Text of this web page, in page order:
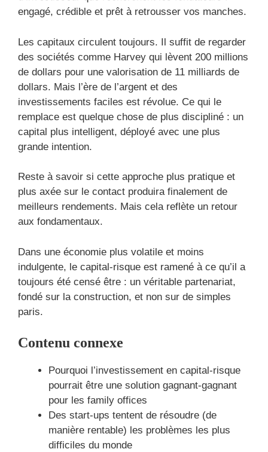
engagé, crédible et prêt à retrousser vos manches.
Les capitaux circulent toujours. Il suffit de regarder
des sociétés comme Harvey qui lèvent 200 millions
de dollars pour une valorisation de 11 milliards de
dollars. Mais l’ère de l’argent et des
investissements faciles est révolue. Ce qui le
remplace est quelque chose de plus discipliné : un
capital plus intelligent, déployé avec une plus
grande intention.
Reste à savoir si cette approche plus pratique et
plus axée sur le contact produira finalement de
meilleurs rendements. Mais cela reflète un retour
aux fondamentaux.
Dans une économie plus volatile et moins
indulgente, le capital-risque est ramené à ce qu’il a
toujours été censé être : un véritable partenariat,
fondé sur la construction, et non sur de simples
paris.
Contenu connexe
Pourquoi l’investissement en capital-risque
pourrait être une solution gagnant-gagnant
pour les family offices
Des start-ups tentent de résoudre (de
manière rentable) les problèmes les plus
difficiles du monde